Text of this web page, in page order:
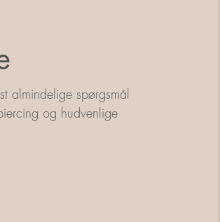
almindelige spørgsmål
og hudvenlige